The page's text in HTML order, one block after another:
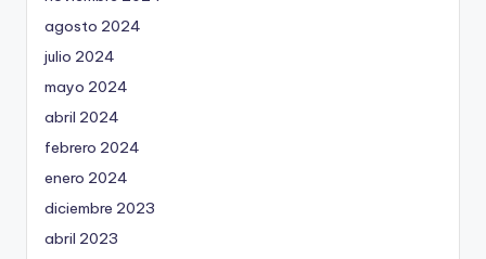
agosto 2024
julio 2024
mayo 2024
abril 2024
febrero 2024
enero 2024
diciembre 2023
abril 2023